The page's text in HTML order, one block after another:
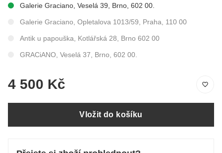
Galerie Graciano, Veselá 39, Brno, 602 00.
Galerie Graciano, Opletalova 1013/59, Praha, 110 00
Antik u papouška, Kotlářská 28, Brno 602 00
GRACiANO, Veselá 37, Brno, 602 00.
4 500 Kč
Vložit do košíku